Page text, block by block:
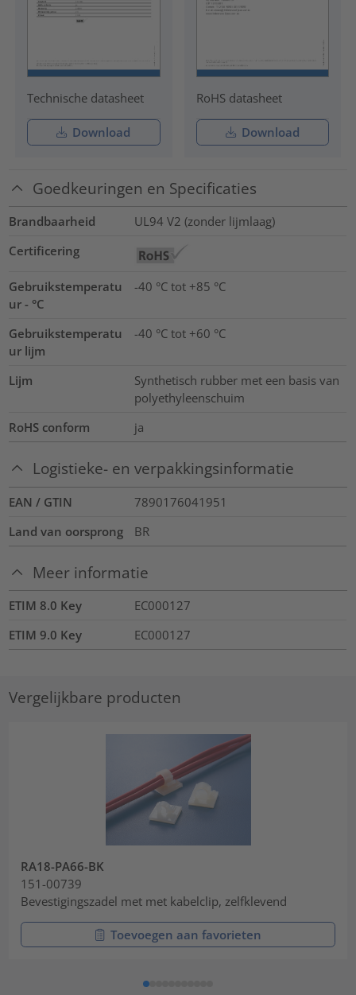
Technische datasheet
Download
RoHS datasheet
Download
Goedkeuringen en Specificaties
Brandbaarheid
UL94 V2 (zonder lijmlaag)
Certificering
Gebruikstemperatu
ur - °C
-40 °C tot +85 °C
Gebruikstemperatu
ur lijm
-40 °C tot +60 °C
Lijm
Synthetisch rubber met een basis van
polyethyleenschuim
RoHS conform
ja
Logistieke- en verpakkingsinformatie
EAN / GTIN
7890176041951
Land van oorsprong
BR
Meer informatie
ETIM 8.0 Key
EC000127
ETIM 9.0 Key
EC000127
Vergelijkbare producten
RA18-PA66-BK
151-00739
Bevestigingszadel met met kabelclip, zelfklevend
Toevoegen aan favorieten